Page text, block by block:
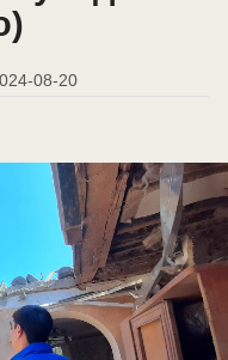
08-20